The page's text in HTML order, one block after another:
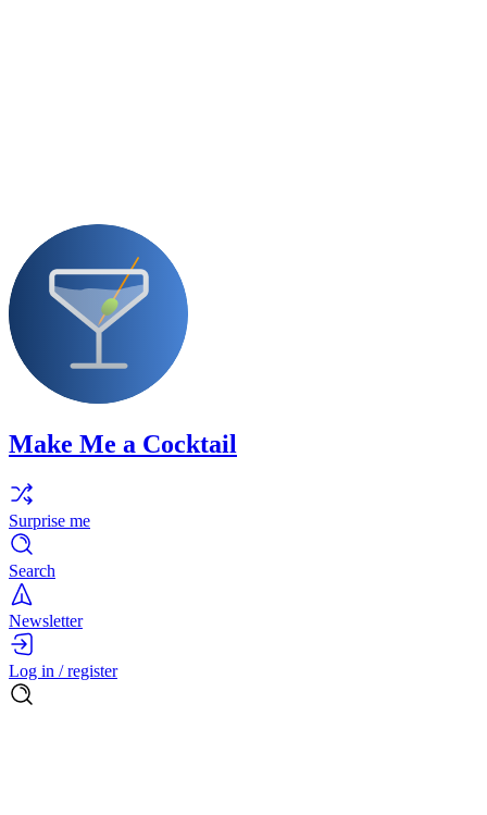
Make Me a Cocktail
Surprise me
Search
Newsletter
Log in / register